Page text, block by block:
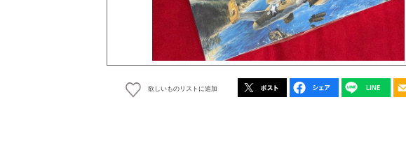
欲しいものリストに追加